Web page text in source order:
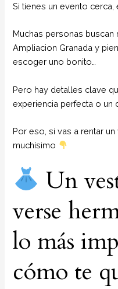
Si tienes un evento
Muchas personas
Ampliacion Granada y
escoger uno bonito…
Pero hay detalles clave
experiencia perfecta o un
Por eso, si vas a rentar
muchísimo
Un
verse
lo más
cómo te